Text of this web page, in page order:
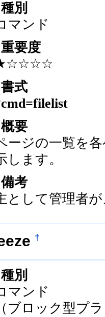
種別
マンド
重要度
書式
概要
ージの一覧を
します。
備考
として管理者
†
種別
マンド
（ブロック型プ